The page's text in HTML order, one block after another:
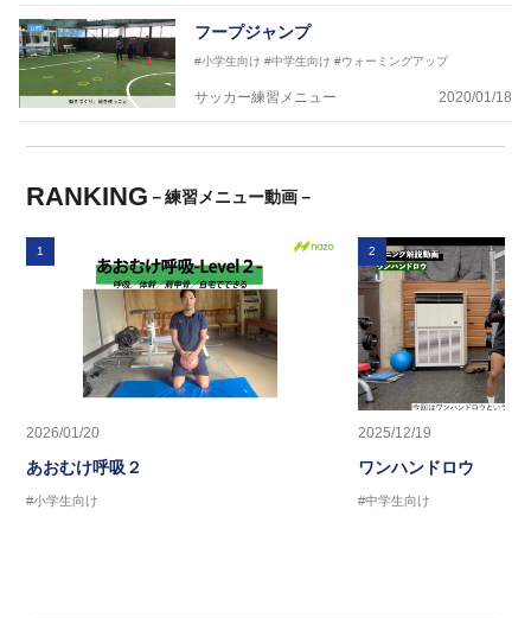
フープジャンプ
#小学生向け #中学生向け #ウォーミングアップ
サッカー練習メニュー 2020/01/18
RANKING －練習メニュー動画－
1
2026/01/20
あおむけ呼吸２
#小学生向け
2
2025/12/19
ワンハンドロウ
#中学生向け